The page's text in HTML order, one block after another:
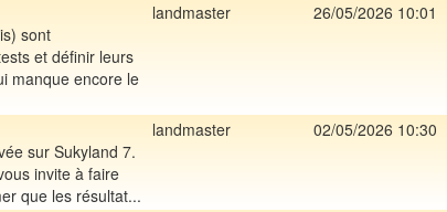
sont
et définir leurs
manque encore le
landmaster 26/05/2026 10:01
sur Sukyland 7.
invite à faire
que les résultat...
landmaster 02/05/2026 10:30